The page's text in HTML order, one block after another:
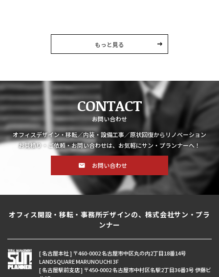
もっと見る
CONTACT
お問い合わせ
オフィスデザイン・移転／内装・設備工事／原状回復からリノベーション
お見積り・ご依頼・お問い合わせは、お気軽にサン・プランナーへ！
お問い合わせ
オフィス開設・移転・事務所デザインの、株式会社サン・プラ
ンナー
[ 名古屋本社 ] 〒460-0002 名古屋市中区丸の内2丁目18番14号
LANDSQUARE MARUNOUCHI 3F
[ 名古屋駅前支店 ] 〒450-0002 名古屋市中村区名駅2丁目36番3号 伊藤ビ